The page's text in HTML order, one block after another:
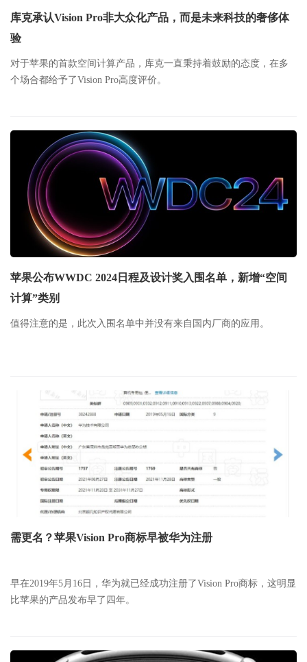
库克承认Vision Pro非大众化产品，而是未来科技的奢侈体
验
对于苹果的首款空间计算产品，库克一直秉持着鼓励的态度，在多
个场合都给予了Vision Pro高度评价。
苹果公布WWDC 2024日程及设计奖入围名单，新增“空间
计算”类别
值得注意的是，此次入围名单中并没有来自国内厂商的应用。
需更名？苹果Vision Pro商标早被华为注册
早在2019年5月16日，华为就已经成功注册了Vision Pro商标，这明显
比苹果的产品发布早了四年。